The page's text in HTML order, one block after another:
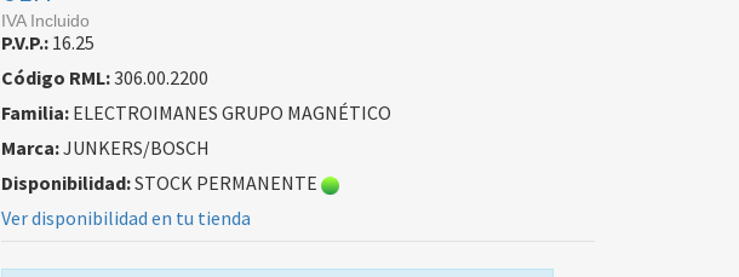
IVA Incluido
P.V.P.: 16.25
Código RML:306.00.2200
Familia:ELECTROIMANES GRUPO MAGNÉTICO
Marca:JUNKERS/BOSCH
Disponibilidad:STOCK PERMANENTE
Ver disponibilidad en tu tienda